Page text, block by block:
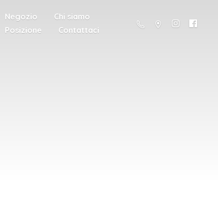
Negozio
Chi siamo
Posizione
Contattaci